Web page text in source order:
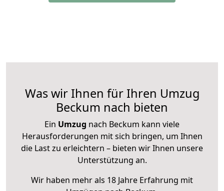
Was wir Ihnen für Ihren Umzug
Beckum nach bieten
Ein Umzug nach Beckum kann viele
Herausforderungen mit sich bringen, um Ihnen
die Last zu erleichtern – bieten wir Ihnen unsere
Unterstützung an.
Wir haben mehr als 18 Jahre Erfahrung mit